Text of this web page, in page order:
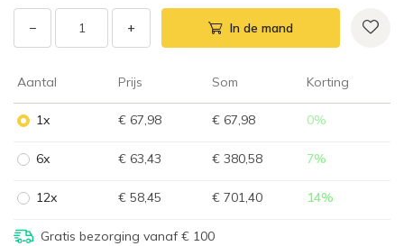
− + In de mand
Aantal Prijs Som Korting
1x € 67,98 € 67,98 0%
6x € 63,43 € 380,58 7%
12x € 58,45 € 701,40 14%
Gratis bezorging vanaf € 100